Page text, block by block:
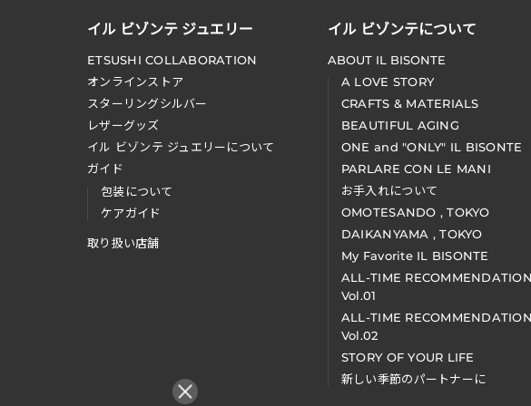
イル ビゾンテ ジュエリー
ETSUSHI COLLABORATION
オンラインストア
スターリングシルバー
レザーグッズ
イル ビゾンテ ジュエリーについて
ガイド
包装について
ケアガイド
取り扱い店舗
イル ビゾンテについて
ABOUT IL BISONTE
A LOVE STORY
CRAFTS & MATERIALS
BEAUTIFUL AGING
ONE and "ONLY" IL BISONTE
PARLARE CON LE MANI
お手入れについて
OMOTESANDO , TOKYO
DAIKANYAMA , TOKYO
My Favorite IL BISONTE
ALL-TIME
Vol.01
ALL-TIME
Vol.02
STORY OF YOUR LIFE
新しい季節のパートナーに